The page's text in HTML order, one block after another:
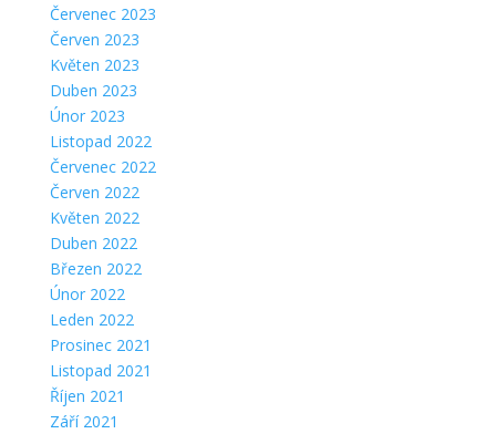
Červenec 2023
Červen 2023
Květen 2023
Duben 2023
Únor 2023
Listopad 2022
Červenec 2022
Červen 2022
Květen 2022
Duben 2022
Březen 2022
Únor 2022
Leden 2022
Prosinec 2021
Listopad 2021
Říjen 2021
Září 2021